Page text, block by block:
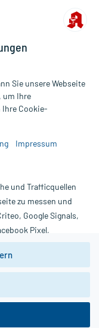
für
Arzt. Bitte
Webseite benutzt
Hinweise in
einer Bestellung
Sie unsere Webseite
um Ihre
Ihre Cookie-
Impressum
und Trafficquellen
zu messen und
Google Signals,
Pixel,
gem. EU-
in Drittstaaten bzw.
geprüft und